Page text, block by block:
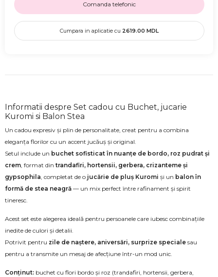
Comanda telefonic
Cumpara in aplicatie cu 2619.00 MDL
Informatii despre Set cadou cu Buchet, jucarie
Kuromi si Balon Stea
Un cadou expresiv și plin de personalitate, creat pentru a combina
eleganța florilor cu un accent jucăuș și original.
Setul include un buchet sofisticat în nuanțe de bordo, roz pudrat și
crem, format din trandafiri, hortensii, gerbera, crizanteme și
gypsophila, completat de o jucărie de pluș Kuromi și un balon în
formă de stea neagră — un mix perfect între rafinament și spirit
tineresc.
Acest set este alegerea ideală pentru persoanele care iubesc combinațiile
inedite de culori și detalii.
Potrivit pentru zile de naștere, aniversări, surprize speciale sau
pentru a transmite un mesaj de afecțiune într-un mod unic.
Conținut: buchet cu flori bordo și roz (trandafiri, hortensii, gerbera,